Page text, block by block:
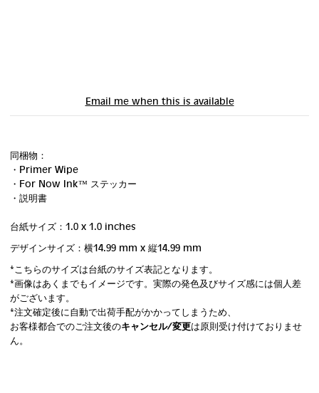
Email me when this is available
同梱物：
・Primer Wipe
・For Now Ink ™ ステッカー
・説明書
台紙サイズ：1.0 x 1.0 inches
デザインサイズ：横14.99 mm x 縦14.99 mm
*こちらのサイズは台紙のサイズ表記となります。
*画像はあくまでもイメージです。実際の発色及びサイズ感には個人差
がございます。
*注文確定後に自動で出荷手配がかかってしまうため、
お客様都合でのご注文後のキャンセル/変更は原則受け付けておりませ
ん。